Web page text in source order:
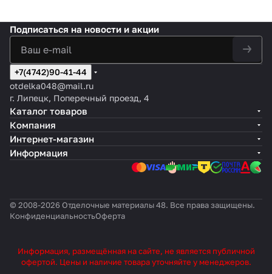
Подписаться на новости и акции
+7(4742)90-41-44
otdelka048@mail.ru
г. Липецк, Поперечный проезд, 4
Каталог товаров
Компания
Интернет-магазин
Информация
© 2008-2026 Отделочные материалы 48. Все права защищены.
КонфиденциальностьОферта
Информация, размещённая на сайте, не является публичной
офертой. Цены и наличие товара уточняйте у менеджеров.